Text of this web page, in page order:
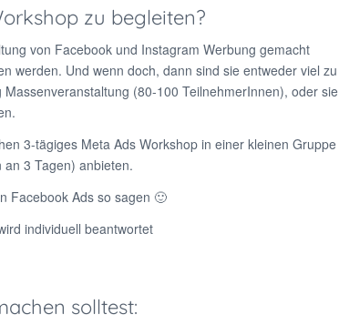
zu begleiten?
von Facebook und Instagram Werbung gemacht
werden. Und wenn doch, dann sind sie entweder viel zu
(80-100 TeilnehmerInnen), oder sie
3-tägiges Meta Ads Workshop in einer kleinen Gruppe
3 Tagen) anbieten.
Facebook Ads so sagen 🙂
individuell beantwortet
solltest: